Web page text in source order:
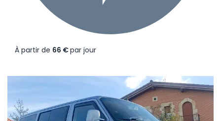
À partir de 66 €par jour